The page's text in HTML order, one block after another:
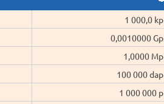
1 000,0 kp
0,0010000 Gp
1,0000 Mp
100 000 dap
1 000 000 p